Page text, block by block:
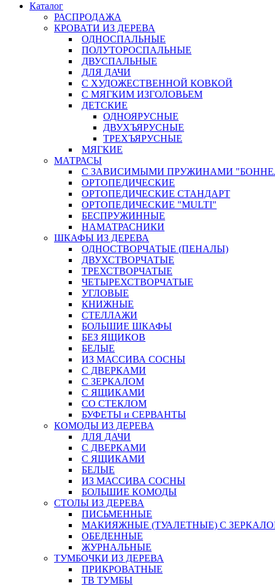
Каталог
РАСПРОДАЖА
КРОВАТИ ИЗ ДЕРЕВА
ОДНОСПАЛЬНЫЕ
ПОЛУТОРОСПАЛЬНЫЕ
ДВУСПАЛЬНЫЕ
ДЛЯ ДАЧИ
С ХУДОЖЕСТВЕННОЙ КОВКОЙ
С МЯГКИМ ИЗГОЛОВЬЕМ
ДЕТСКИЕ
ОДНОЯРУСНЫЕ
ДВУХЪЯРУСНЫЕ
ТРЕХЪЯРУСНЫЕ
МЯГКИЕ
МАТРАСЫ
С ЗАВИСИМЫМИ ПРУЖИНАМИ
ОРТОПЕДИЧЕСКИЕ
ОРТОПЕДИЧЕСКИЕ СТАНДАРТ
ОРТОПЕДИЧЕСКИЕ "MULTI"
БЕСПРУЖИННЫЕ
НАМАТРАСНИКИ
ШКАФЫ ИЗ ДЕРЕВА
ОДНОСТВОРЧАТЫЕ (ПЕНАЛЫ)
ДВУХСТВОРЧАТЫЕ
ТРЕХСТВОРЧАТЫЕ
ЧЕТЫРЕХСТВОРЧАТЫЕ
УГЛОВЫЕ
КНИЖНЫЕ
СТЕЛЛАЖИ
БОЛЬШИЕ ШКАФЫ
БЕЗ ЯЩИКОВ
БЕЛЫЕ
ИЗ МАССИВА СОСНЫ
С ДВЕРКАМИ
С ЗЕРКАЛОМ
С ЯЩИКАМИ
СО СТЕКЛОМ
БУФЕТЫ и СЕРВАНТЫ
КОМОДЫ ИЗ ДЕРЕВА
ДЛЯ ДАЧИ
С ДВЕРКАМИ
С ЯЩИКАМИ
БЕЛЫЕ
ИЗ МАССИВА СОСНЫ
БОЛЬШИЕ КОМОДЫ
СТОЛЫ ИЗ ДЕРЕВА
ПИСЬМЕННЫЕ
МАКИЯЖНЫЕ (ТУАЛЕТНЫЕ) С
ОБЕДЕННЫЕ
ЖУРНАЛЬНЫЕ
ТУМБОЧКИ ИЗ ДЕРЕВА
ПРИКРОВАТНЫЕ
ТВ ТУМБЫ